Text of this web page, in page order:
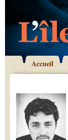
Accueil